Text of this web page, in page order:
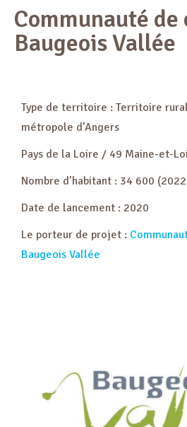
Communauté de
Baugeois Vallée
Type de territoire : Territoire
métropole d’Angers
Pays de la Loire / 49 Maine-et-
Nombre d’habitant : 34 600
Date de lancement : 2020
Le porteur de projet :
Baugeois Vallée